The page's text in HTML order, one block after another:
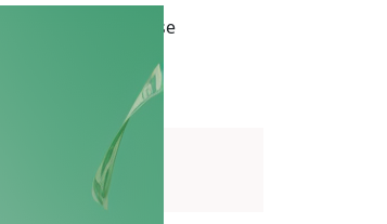
a kritický. Nikdy se